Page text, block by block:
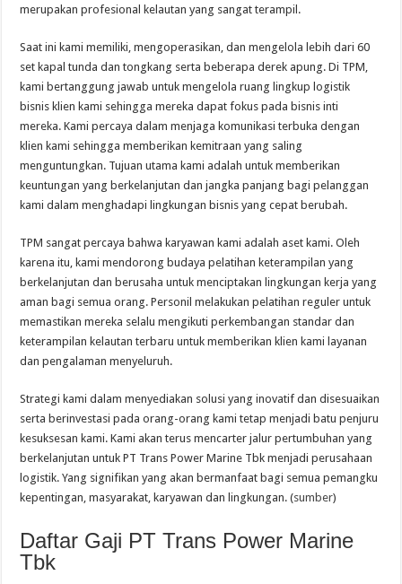
merupakan profesional kelautan yang sangat terampil.
Saat ini kami memiliki, mengoperasikan, dan mengelola lebih dari 60
set kapal tunda dan tongkang serta beberapa derek apung. Di TPM,
kami bertanggung jawab untuk mengelola ruang lingkup logistik
bisnis klien kami sehingga mereka dapat fokus pada bisnis inti
mereka. Kami percaya dalam menjaga komunikasi terbuka dengan
klien kami sehingga memberikan kemitraan yang saling
menguntungkan. Tujuan utama kami adalah untuk memberikan
keuntungan yang berkelanjutan dan jangka panjang bagi pelanggan
kami dalam menghadapi lingkungan bisnis yang cepat berubah.
TPM sangat percaya bahwa karyawan kami adalah aset kami. Oleh
karena itu, kami mendorong budaya pelatihan keterampilan yang
berkelanjutan dan berusaha untuk menciptakan lingkungan kerja yang
aman bagi semua orang. Personil melakukan pelatihan reguler untuk
memastikan mereka selalu mengikuti perkembangan standar dan
keterampilan kelautan terbaru untuk memberikan klien kami layanan
dan pengalaman menyeluruh.
Strategi kami dalam menyediakan solusi yang inovatif dan disesuaikan
serta berinvestasi pada orang-orang kami tetap menjadi batu penjuru
kesuksesan kami. Kami akan terus mencarter jalur pertumbuhan yang
berkelanjutan untuk PT Trans Power Marine Tbk menjadi perusahaan
logistik. Yang signifikan yang akan bermanfaat bagi semua pemangku
kepentingan, masyarakat, karyawan dan lingkungan. (sumber)
Daftar Gaji PT Trans Power Marine
Tbk